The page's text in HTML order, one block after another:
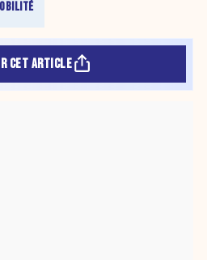
CET ARTICLE